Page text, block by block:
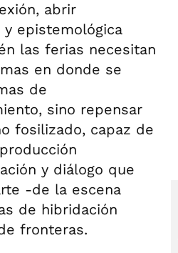
abrir
epistemológica
las ferias necesitan
en donde se
de
sino repensar
fosilizado, capaz de
y diálogo que
-de la escena
de hibridación
fronteras.